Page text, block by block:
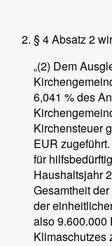
§ 4 Absatz 2
„(2) Dem
6,041 % des
Kirchensteuer
EUR
für
Haushaltsjahr
Gesamtheit
der
also 9.600.000
Klimaschutzes